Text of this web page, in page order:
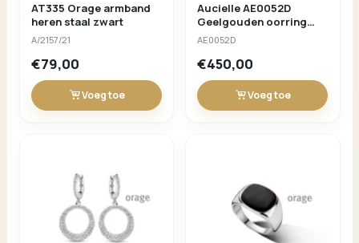
AT335 Orage armband
heren staal zwart
A/2157/21
€79,00
Voeg toe
Aucielle AE0052D
Geelgouden oorring
18ct met briljant 0.06ct
AE0052D
€450,00
Voeg toe